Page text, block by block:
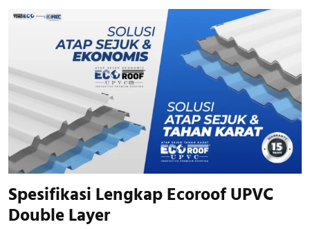
Spesifikasi Lengkap Ecoroof UPVC
Double Layer